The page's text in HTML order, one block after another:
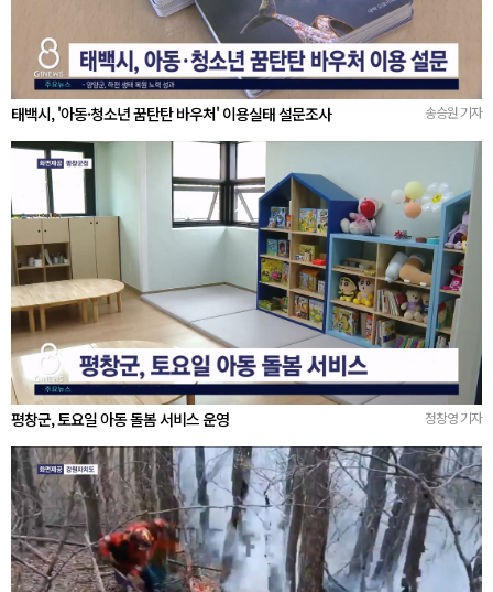
태백시, '아동·청소년 꿈탄탄 바우처' 이용실태 설문조사 송승원 기자
평창군, 토요일 아동 돌봄 서비스 운영 정창영 기자